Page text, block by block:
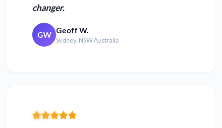
changer.
GW Geoff W.
Sydney, NSW Australia